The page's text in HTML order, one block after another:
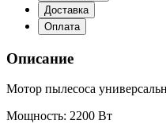
Доставка
Оплата
Описание
Мотор пылесоса
Мощность: 2200 Вт